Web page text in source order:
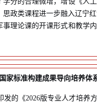
思政类课程进一步融入辽宁
事理论课的开课形式和教学
家标准构建成果导向培养体
发的《2026版专业人才培养